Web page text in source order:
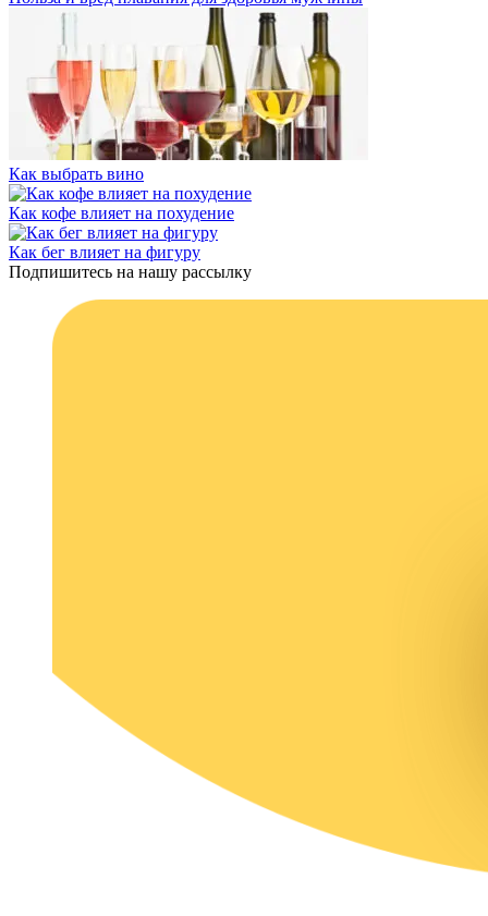
Как выбрать вино
Как кофе влияет на похудение
Как бег влияет на фигуру
Подпишитесь на нашу рассылку